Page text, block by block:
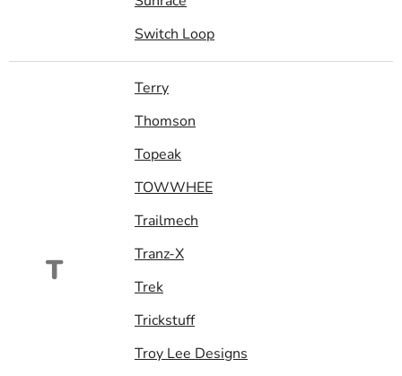
Switch Loop
T
Terry
Thomson
Topeak
TOWWHEE
Trailmech
Tranz-X
Trek
Trickstuff
Troy Lee Designs